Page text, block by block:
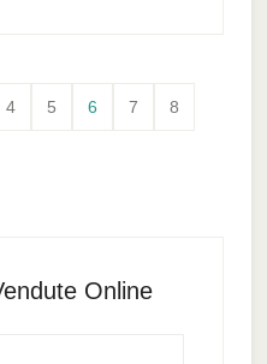
Page
4 Page
5 Page
6 Page
7 Page
8
Online